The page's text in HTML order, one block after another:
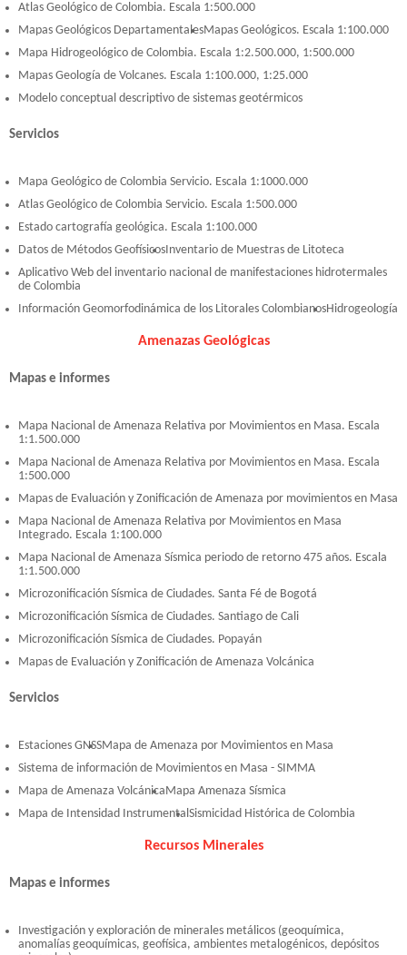
Atlas Geológico de Colombia. Escala 1:500.000
Mapas Geológicos DepartamentalesMapas Geológicos. Escala 1:100.000
Mapa Hidrogeológico de Colombia. Escala 1:2.500.000, 1:500.000
Mapas Geología de Volcanes. Escala 1:100.000, 1:25.000
Modelo conceptual descriptivo de sistemas geotérmicos
Servicios
Mapa Geológico de Colombia Servicio. Escala 1:1000.000
Atlas Geológico de Colombia Servicio. Escala 1:500.000
Estado cartografía geológica. Escala 1:100.000
Datos de Métodos GeofísicosInventario de Muestras de Litoteca
Aplicativo Web del inventario nacional de manifestaciones hidrotermales
de Colombia
Información Geomorfodinámica de los Litorales ColombianosHidrogeología
Amenazas Geológicas
Mapas e informes
Mapa Nacional de Amenaza Relativa por Movimientos en Masa. Escala
1:1.500.000
Mapa Nacional de Amenaza Relativa por Movimientos en Masa. Escala
1:500.000
Mapas de Evaluación y Zonificación de Amenaza por movimientos en Masa
Mapa Nacional de Amenaza Relativa por Movimientos en Masa
Integrado. Escala 1:100.000
Mapa Nacional de Amenaza Sísmica periodo de retorno 475 años. Escala
1:1.500.000
Microzonificación Sísmica de Ciudades. Santa Fé de Bogotá
Microzonificación Sísmica de Ciudades. Santiago de Cali
Microzonificación Sísmica de Ciudades. Popayán
Mapas de Evaluación y Zonificación de Amenaza Volcánica
Servicios
Estaciones GNSSMapa de Amenaza por Movimientos en Masa
Sistema de información de Movimientos en Masa - SIMMA
Mapa de Amenaza VolcánicaMapa Amenaza Sísmica
Mapa de Intensidad InstrumentalSismicidad Histórica de Colombia
Recursos Minerales
Mapas e informes
Investigación y exploración de minerales metálicos (geoquímica,
anomalías geoquímicas, geofísica, ambientes metalogénicos, depósitos